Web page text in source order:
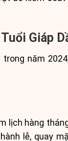
Giáp
năm
lịch hàng
lễ, quay